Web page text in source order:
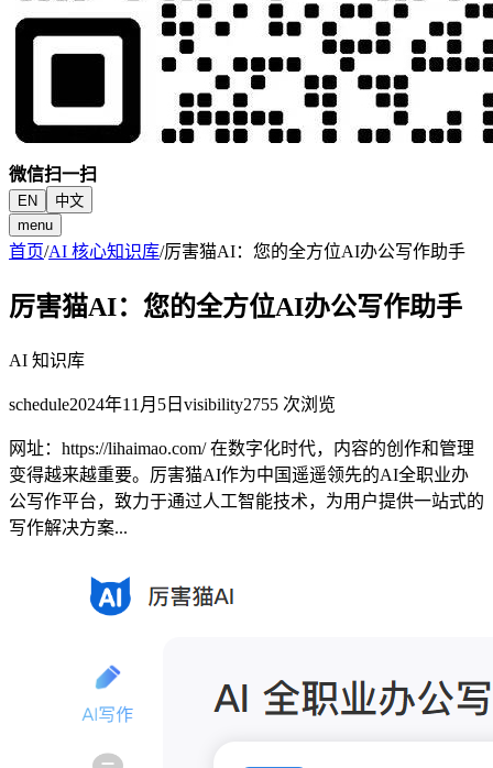
微信扫一扫
EN
中文
menu
首页/AI 核心知识库/厉害猫AI：您的全方位AI办公写作助手
厉害猫AI：您的全方位AI办公写作助手
AI 知识库
schedule2024年11月5日 visibility2755 次浏览
网址：https://lihaimao.com/ 在数字化时代，内容的创作和管理
变得越来越重要。厉害猫AI作为中国遥遥领先的AI全职业办
公写作平台，致力于通过人工智能技术，为用户提供一站式的
写作解决方案...